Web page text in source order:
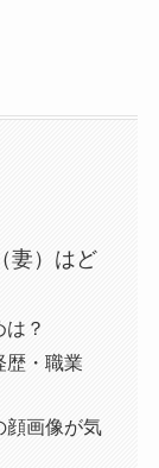
妻）はど
？
歴・職業
顔画像が気